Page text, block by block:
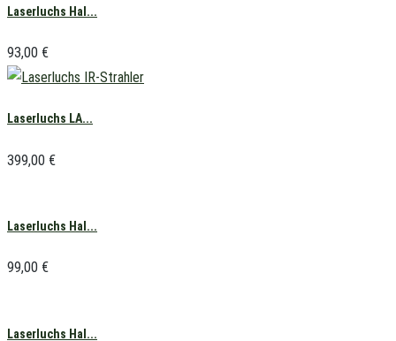
Laserluchs Hal...
93,00 €
Laserluchs LA...
399,00 €
Laserluchs Hal...
99,00 €
Laserluchs Hal...